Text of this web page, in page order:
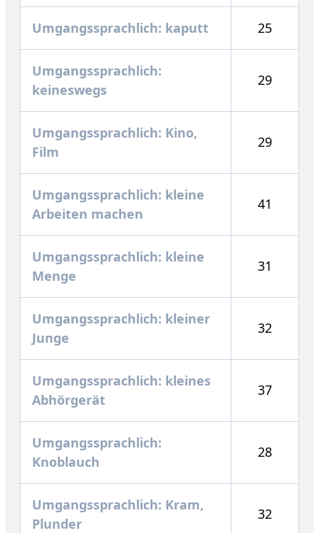
Umgangssprachlich: kaputt 25
Umgangssprachlich:
keineswegs
29
Umgangssprachlich: Kino,
Film
29
Umgangssprachlich: kleine
Arbeiten machen
41
Umgangssprachlich: kleine
Menge
31
Umgangssprachlich: kleiner
Junge
32
Umgangssprachlich: kleines
Abhörgerät
37
Umgangssprachlich:
Knoblauch
28
Umgangssprachlich: Kram,
Plunder
32